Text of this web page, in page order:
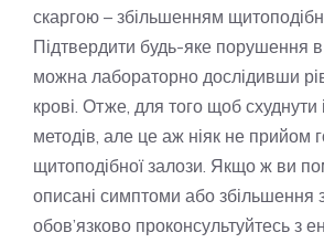
скаргою – збільшенням
Підтвердити будь-яке порушення в
можна лабораторно дослідивши
крові. Отже, для того щоб схуднути
методів, але це аж ніяк не прийом
щитоподібної залози. Якщо ж ви
описані симптоми або збільшення
обов’язково проконсультуйтесь з